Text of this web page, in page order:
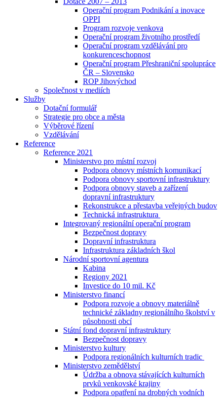
Operační program Podnikání a inovace
OPPI
Program rozvoje venkova
Operační program životního prostředí
Operační program vzdělávání pro
konkurenceschopnost
Operační program Přeshraniční spolupráce
ČR – Slovensko
ROP Jihovýchod
Společnost v mediích
Služby
Dotační formulář
Strategie pro obce a města
Výběrové řízení
Vzdělávání
Reference
Reference 2021
Ministerstvo pro místní rozvoj
Podpora obnovy místních komunikací
Podpora obnovy sportovní infrastruktury
Podpora obnovy staveb a zařízení
dopravní infrastruktury
Rekonstrukce a přestavba veřejných budov
Technická infrastruktura
Integrovaný regionální operační program
Bezpečnost dopravy
Dopravní infrastruktura
Infrastruktura základních škol
Národní sportovní agentura
Kabina
Regiony 2021
Investice do 10 mil. Kč
Ministerstvo financí
Podpora rozvoje a obnovy materiálně
technické základny regionálního školství v
působnosti obcí
Státní fond dopravní infrastruktury
Bezpečnost dopravy
Ministerstvo kultury
Podpora regionálních kulturních tradic
Ministerstvo zemědělství
Údržba a obnova stávajících kulturních
prvků venkovské krajiny
Podpora opatření na drobných vodních